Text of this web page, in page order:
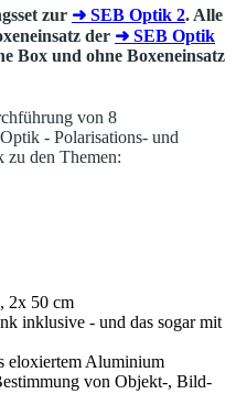
zur ➜ SEB Optik 2. Alle
der ➜ SEB Optik
Box und ohne Boxeneinsatz
von 8
- Polarisations- und
zu den Themen:
2x 50 cm
inklusive - und das sogar mit
eloxiertem Aluminium
von Objekt-, Bild-